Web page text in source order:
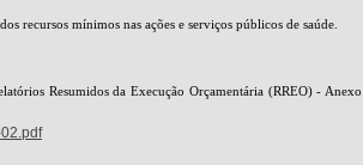
recursos mínimos nas ações e serviços públicos de saúde.
Resumidos da Execução Orçamentária (RREO) - Anexo